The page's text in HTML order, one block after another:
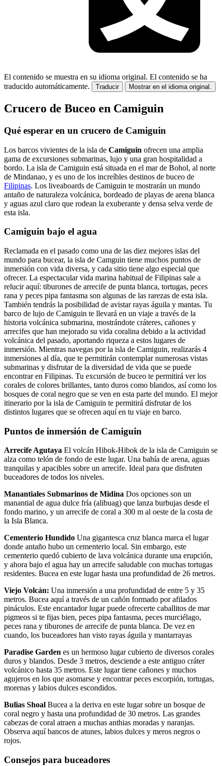
El contenido se muestra en su idioma original. El contenido se ha
traducido automáticamente.
Traducir Mostrar en el idioma original.
Crucero de Buceo en Camiguin
Qué esperar en un crucero de Camiguin
Los barcos vivientes de la isla de Camiguin ofrecen una amplia
gama de excursiones submarinas, lujo y una gran hospitalidad a
bordo. La isla de Camiguin está situada en el mar de Bohol, al norte
de Mindanao, y es uno de los increíbles destinos de buceo de
Filipinas. Los liveaboards de Camiguin te mostrarán un mundo
antaño de naturaleza volcánica, bordeado de playas de arena blanca
y aguas azul claro que rodean la exuberante y densa selva verde de
esta isla.
Camiguin bajo el agua
Reclamada en el pasado como una de las diez mejores islas del
mundo para bucear, la isla de Camguin tiene muchos puntos de
inmersión con vida diversa, y cada sitio tiene algo especial que
ofrecer. La espectacular vida marina habitual de Filipinas sale a
relucir aquí: tiburones de arrecife de punta blanca, tortugas, peces
rana y peces pipa fantasma son algunas de las rarezas de esta isla.
También tendrás la posibilidad de avistar rayas águila y mantas. Tu
barco de lujo de Camiguin te llevará en un viaje a través de la
historia volcánica submarina, mostrándote cráteres, cañones y
arrecifes que han mejorado su vida coralina debido a la actividad
volcánica del pasado, aportando riqueza a estos lugares de
inmersión. Mientras navegas por la isla de Camiguin, realizarás 4
inmersiones al día, que te permitirán contemplar numerosas vistas
submarinas y disfrutar de la diversidad de vida que se puede
encontrar en Filipinas. Tu excursión de buceo te permitirá ver los
corales de colores brillantes, tanto duros como blandos, así como los
bosques de coral negro que se ven en esta parte del mundo. El mejor
itinerario por la isla de Camiguin te permitirá disfrutar de los
distintos lugares que se ofrecen aquí en tu viaje en barco.
Puntos de inmersión de Camiguin
Arrecife Agutaya El volcán Hibok-Hibok de la isla de Camiguin se
alza como telón de fondo de este lugar. Una bahía de arena, aguas
tranquilas y apacibles sobre un arrecife. Ideal para que disfruten
buceadores de todos los niveles.
Manantiales Submarinos de Midina Dos opciones son un
manantial de agua dulce fría (alibuag) que lanza burbujas desde el
fondo marino, y un arrecife de coral a 300 m al oeste de la costa de
la Isla Blanca.
Cementerio Hundido Una gigantesca cruz blanca marca el lugar
donde antaño hubo un cementerio local. Sin embargo, este
cementerio quedó cubierto de lava volcánica durante una erupción,
y ahora bajo el agua hay un arrecife saludable con muchas tortugas
residentes. Bucea en este lugar hasta una profundidad de 26 metros.
Viejo Volcán: Una inmersión a una profundidad de entre 5 y 35
metros. Bucea aquí a través de un cañón formado por afilados
pináculos. Este encantador lugar puede ofrecerte caballitos de mar
pigmeos si te fijas bien, peces pipa fantasma, peces murciélago,
peces rana y tiburones de arrecife de punta blanca. De vez en
cuando, los buceadores han visto rayas águila y mantarrayas
Paradise Garden es un hermoso lugar cubierto de diversos corales
duros y blandos. Desde 3 metros, desciende a este antiguo cráter
volcánico hasta 35 metros. Este lugar tiene cañones y muchos
agujeros en los que asomarse y encontrar peces escorpión, tortugas,
morenas y labios dulces escondidos.
Bulias Shoal Bucea a la deriva en este lugar sobre un bosque de
coral negro y hasta una profundidad de 30 metros. Las grandes
cabezas de coral atraen a muchas anthias moradas y naranjas.
Observa aquí bancos de atunes, labios dulces y meros negros o
rojos.
Consejos para buceadores